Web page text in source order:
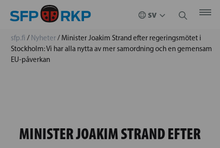
sfp.fi / Nyheter/ Minister Joakim Strand efter regeringsmötet i
Stockholm: Vi har alla nytta av mer samordning och en gemensam
EU-påverkan
MINISTER JOAKIM STRAND EFTER